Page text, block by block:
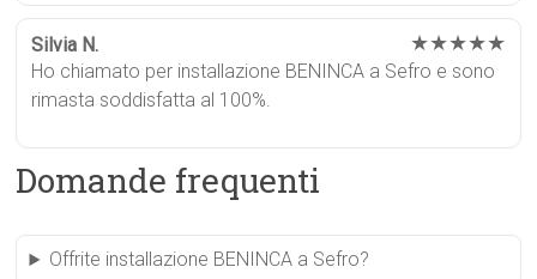
Silvia N. ★★★★★
Ho chiamato per installazione BENINCA a Sefro e sono
rimasta soddisfatta al 100%.
Domande frequenti
Offrite installazione BENINCA a Sefro?